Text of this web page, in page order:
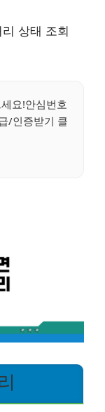
상태 조회
요!안심번호
/인증받기 클